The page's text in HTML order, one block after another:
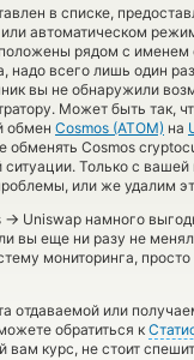
в списке,
автоматическом
рядом с именем
надо всего лишь один
вы не обнаружили
Может быть так,
обмен Cosmos (ATOM) на
Cosmos
ситуации. Только с
или же удалим
→ Uniswap намного
вы еще ни разу не
мониторинга, просто
отдаваемой или
обратиться к
курс, не стоит